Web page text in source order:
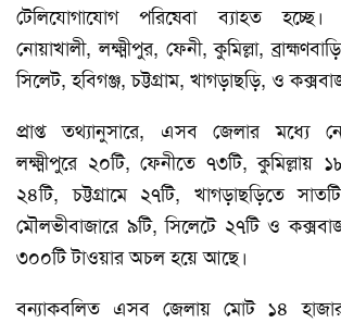
টেলিযোগাযোগ পরিষেবা ব্যাহত
নোয়াখালী, লক্ষ্মীপুর, ফেনী, কুমিল্লা,
সিলেট, হবিগঞ্জ, চট্টগ্রাম, খাগড়াছড়ি, ও
প্রাপ্ত তথ্যানুসারে, এসব জেলার মধ্যে
লক্ষ্মীপুরে ২০টি, ফেনীতে ৭৩টি, কুমিল্লায়
২৪টি, চট্টগ্রামে ২৭টি, খাগড়াছড়িতে
মৌলভীবাজারে ৯টি, সিলেটে ২৭টি ও
৩০০টি টাওয়ার অচল হয়ে আছে।
বন্যাকবলিত এসব জেলায় মোট ১৪